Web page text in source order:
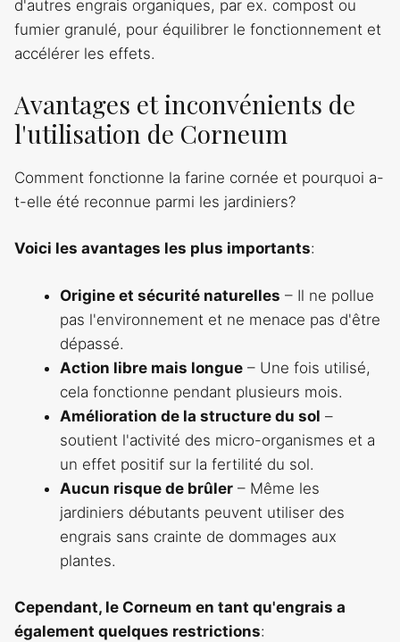
d'autres engrais organiques, par ex. compost ou
fumier granulé, pour équilibrer le fonctionnement et
accélérer les effets.
Avantages et inconvénients de
l'utilisation de Corneum
Comment fonctionne la farine cornée et pourquoi a-
t-elle été reconnue parmi les jardiniers?
Voici les avantages les plus importants:
Origine et sécurité naturelles – Il ne pollue
pas l'environnement et ne menace pas d'être
dépassé.
Action libre mais longue – Une fois utilisé,
cela fonctionne pendant plusieurs mois.
Amélioration de la structure du sol –
soutient l'activité des micro-organismes et a
un effet positif sur la fertilité du sol.
Aucun risque de brûler – Même les
jardiniers débutants peuvent utiliser des
engrais sans crainte de dommages aux
plantes.
Cependant, le Corneum en tant qu'engrais a
également quelques restrictions: